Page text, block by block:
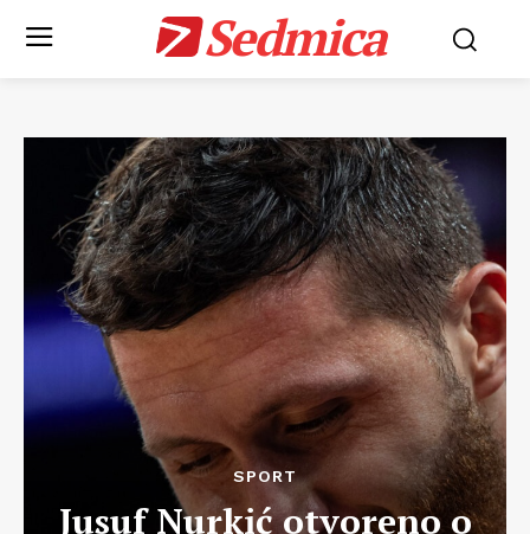
Sedmica
SPORT
Jusuf Nurkić otvoreno o